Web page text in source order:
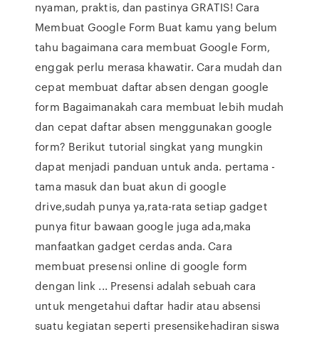
nyaman, praktis, dan pastinya GRATIS! Cara
Membuat Google Form Buat kamu yang belum
tahu bagaimana cara membuat Google Form,
enggak perlu merasa khawatir. Cara mudah dan
cepat membuat daftar absen dengan google
form Bagaimanakah cara membuat lebih mudah
dan cepat daftar absen menggunakan google
form? Berikut tutorial singkat yang mungkin
dapat menjadi panduan untuk anda. pertama -
tama masuk dan buat akun di google
drive,sudah punya ya,rata-rata setiap gadget
punya fitur bawaan google juga ada,maka
manfaatkan gadget cerdas anda. Cara
membuat presensi online di google form
dengan link ... Presensi adalah sebuah cara
untuk mengetahui daftar hadir atau absensi
suatu kegiatan seperti presensikehadiran siswa